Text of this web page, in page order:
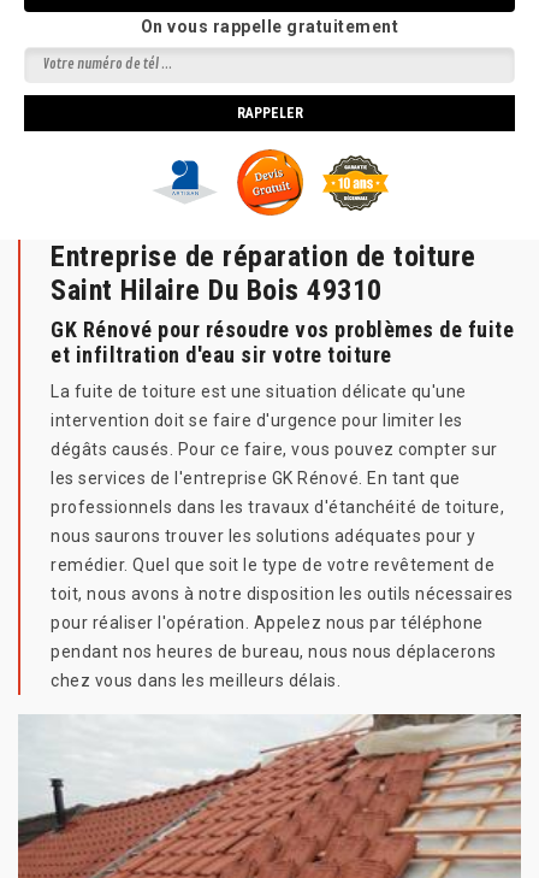
On vous rappelle gratuitement
Entreprise de réparation de toiture
Saint Hilaire Du Bois 49310
GK Rénové pour résoudre vos problèmes de fuite
et infiltration d'eau sir votre toiture
La fuite de toiture est une situation délicate qu'une
intervention doit se faire d'urgence pour limiter les
dégâts causés. Pour ce faire, vous pouvez compter sur
les services de l'entreprise GK Rénové. En tant que
professionnels dans les travaux d'étanchéité de toiture,
nous saurons trouver les solutions adéquates pour y
remédier. Quel que soit le type de votre revêtement de
toit, nous avons à notre disposition les outils nécessaires
pour réaliser l'opération. Appelez nous par téléphone
pendant nos heures de bureau, nous nous déplacerons
chez vous dans les meilleurs délais.